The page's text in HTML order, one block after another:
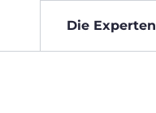
Die Experten